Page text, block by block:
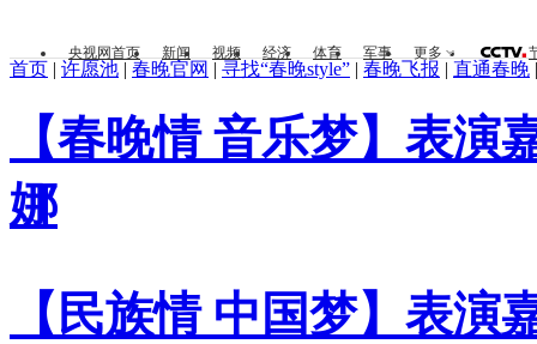
央视网首页 新闻 视频 经济 体育 军事 更多
首页 | 许愿池 | 春晚官网 | 寻找“春晚style” | 春晚飞报 | 直通春晚
【春晚情 音乐梦】表
娜
【民族情 中国梦】表